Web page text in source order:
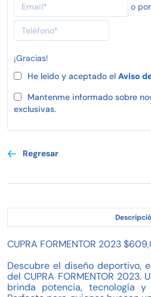
o
¡Gracias!
He leído y aceptado el Aviso
Mantenme informado sobre
exclusivas.
Regresar
CUPRA FORMENTOR 2023
Descubre el diseño deportivo,
del CUPRA FORMENTOR
brinda potencia, tecnología